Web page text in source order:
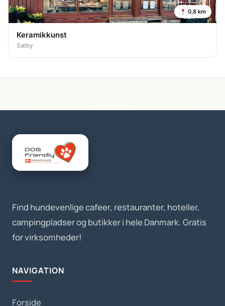
0,8 km
Keramikkunst
Sæby
Find hundevenlige cafeer, restauranter, hoteller,
campingpladser og butikker i hele Danmark. Gratis
for virksomheder!
NAVIGATION
Forside